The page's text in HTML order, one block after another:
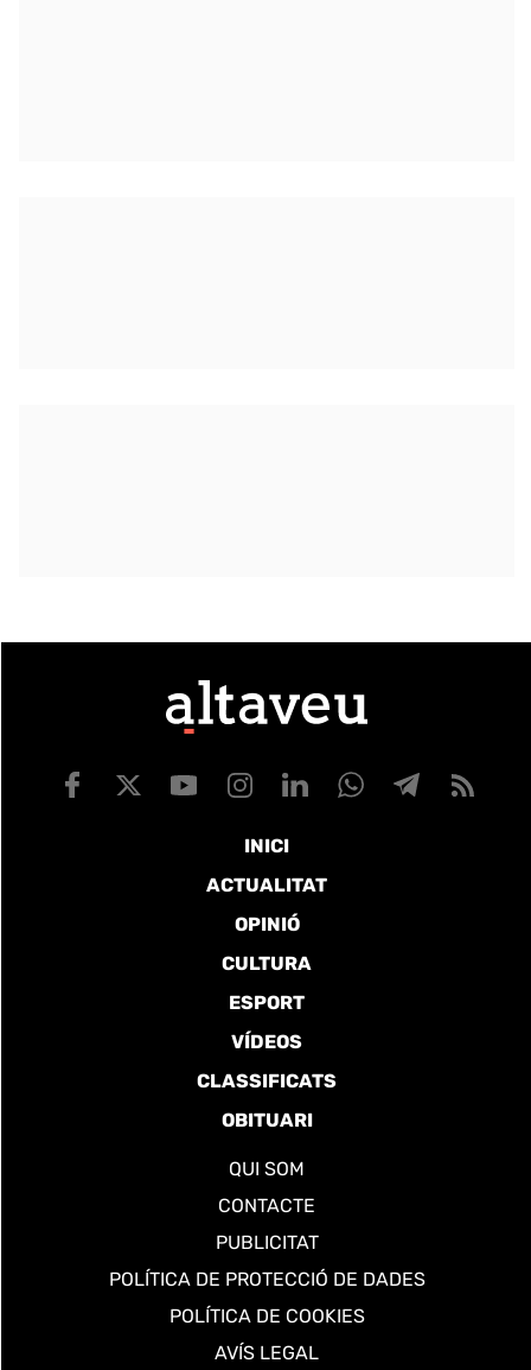
INICI
ACTUALITAT
OPINIÓ
CULTURA
ESPORT
VÍDEOS
CLASSIFICATS
OBITUARI
QUI SOM
CONTACTE
PUBLICITAT
POLÍTICA DE PROTECCIÓ DE DADES
POLÍTICA DE COOKIES
AVÍS LEGAL